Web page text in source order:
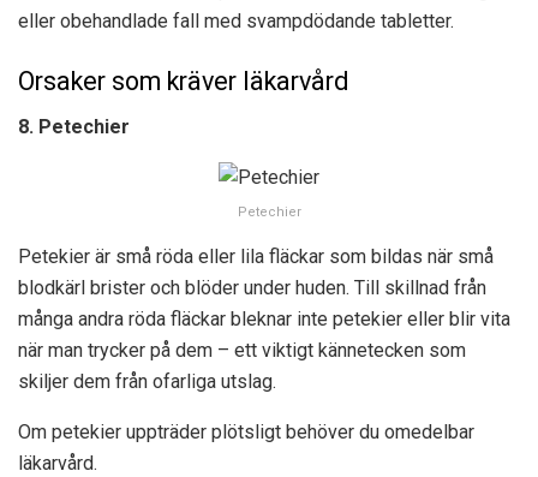
eller obehandlade fall med svampdödande tabletter.
Orsaker som kräver läkarvård
8. Petechier
Petechier
Petekier är små röda eller lila fläckar som bildas när små
blodkärl brister och blöder under huden. Till skillnad från
många andra röda fläckar bleknar inte petekier eller blir vita
när man trycker på dem – ett viktigt kännetecken som
skiljer dem från ofarliga utslag.
Om petekier uppträder plötsligt behöver du omedelbar
läkarvård.